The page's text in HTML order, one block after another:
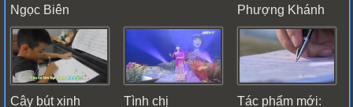
Ngọc Biên
Phượng Khánh
Cây bút xinh Tình chị Tác phẩm mới: